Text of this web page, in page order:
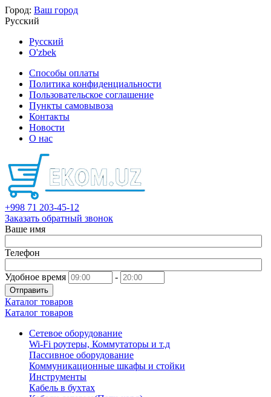
Город: Ваш город
Русский
Русский
O'zbek
Способы оплаты
Политика конфиденциальности
Пользовательское соглашение
Пункты самовывоза
Контакты
Новости
О нас
+998 71 203-45-12
Заказать обратный звонок
Ваше имя
Телефон
Удобное время -
Отправить
Каталог товаров
Каталог товаров
Сетевое оборудование
Wi-Fi роутеры, Коммутаторы и т.д
Пассивное оборудование
Коммуникационные шкафы и стойки
Инструменты
Кабель в бухтах